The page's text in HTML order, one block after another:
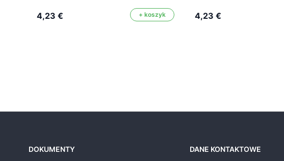
4,23 € + koszyk 4,23 €
DOKUMENTY DANE KONTAKTOWE